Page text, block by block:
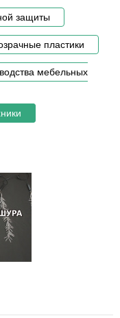
защиты
пластики
мебельных